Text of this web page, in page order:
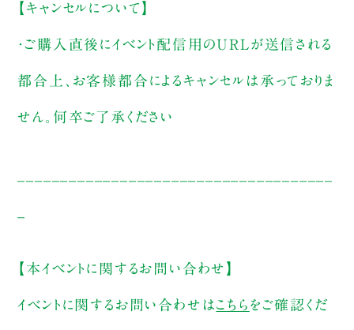
【キャンセルについて】
・ご購入直後にイベント配信用のURLが送信される
都合上、お客様都合によるキャンセルは承っておりま
せん。何卒ご了承ください
【本イベントに関するお問い合わせ】
イベントに関するお問い合わせはこちら をご確認くだ